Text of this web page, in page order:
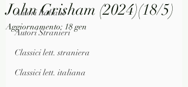
Autori Italiani
Autori Stranieri
Classici lett. straniera
Classici lett. italiana
John Grisham (2024)(18/5)
Aggiornamento: 18 gen